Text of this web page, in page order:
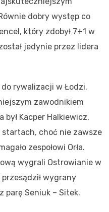
dobry występ co
który zdobył 7+1 w
jedynie przez lidera
do rywalizacji w Łodzi.
zawodnikiem
był Kacper Halkiewicz,
choć nie zawsze
zespołowi Orła.
wygrali Ostrowianie w
wygrany
parę Seniuk – Sitek.